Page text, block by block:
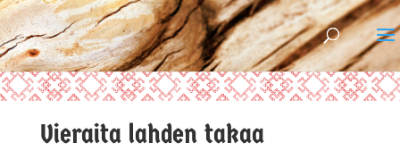
Vieraita lahden takaa